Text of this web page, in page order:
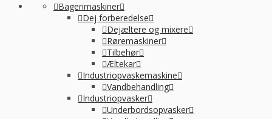
Bagerimaskiner
Dej forberedelse
Dejæltere og mixere
Røremaskiner
Tilbehør
Æltekar
Industriopvaskemaskine
Vandbehandling
Industriopvasker
Underbordsopvasker